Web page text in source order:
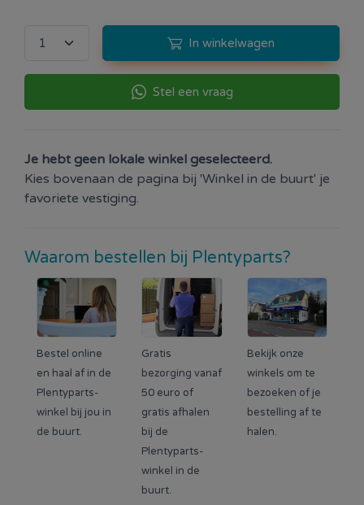
In winkelwagen
Stel een vraag
Je hebt geen lokale winkel geselecteerd.
Kies bovenaan de pagina bij 'Winkel in de buurt' je
favoriete vestiging.
Waarom bestellen bij Plentyparts?
Bestel online
en haal af in de
Plentyparts-
winkel bij jou in
de buurt.
Gratis
bezorging vanaf
50 euro of
gratis afhalen
bij de
Plentyparts-
winkel in de
buurt.
Bekijk onze
winkels om te
bezoeken of je
bestelling af te
halen.